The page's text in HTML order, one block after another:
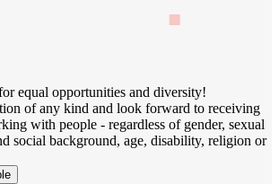
equal opportunities and diversity!
of any kind and look forward to receiving
with people - regardless of gender, sexual
social background, age, disability, religion or